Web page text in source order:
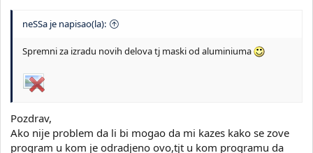
neSSa je napisao(la):
Spremni za izradu novih delova tj maski od aluminiuma
Pozdrav,
Ako nije problem da li bi mogao da mi kazes kako se zove
program u kom je odradjeno ovo,tjt u kom programu da